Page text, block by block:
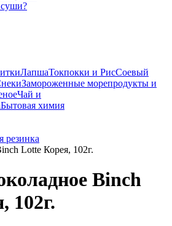
ЛапшаТокпокки и РисСоевый
Замороженные морепродукты и
Чай и
Бытовая химия
резинка
Lotte Корея, 102г.
Binch
102г.